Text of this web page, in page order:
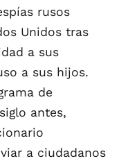
rusos
Unidos tras
a sus
a sus hijos.
de
antes,
a ciudadanos